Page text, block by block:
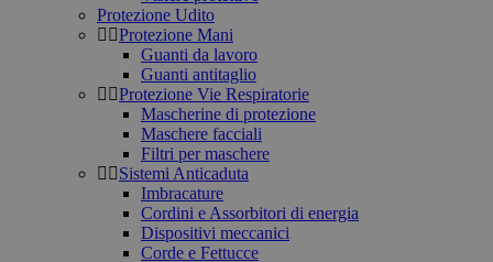
Protezione Udito
Protezione Mani
Guanti da lavoro
Guanti antitaglio
Protezione Vie Respiratorie
Mascherine di protezione
Maschere facciali
Filtri per maschere
Sistemi Anticaduta
Imbracature
Cordini e Assorbitori di energia
Dispositivi meccanici
Corde e Fettucce